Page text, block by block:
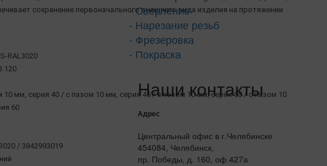
сохранение первоначального внешнего вида изделия на протяжении
RAL3020
10 мм, серия 40 / с пазом 10 мм, серия 45 / с пазом 10 мм, серия 50 / с пазом 10
60
/ 3842993019
- Сверление
- Нарезание резьб
- Фрезеровка
- Покраска
Наши контакты
Адрес
Центральный офис в г.Челябинске
454084, Челябинск,
пр. Победы, д. 160, оф 427а